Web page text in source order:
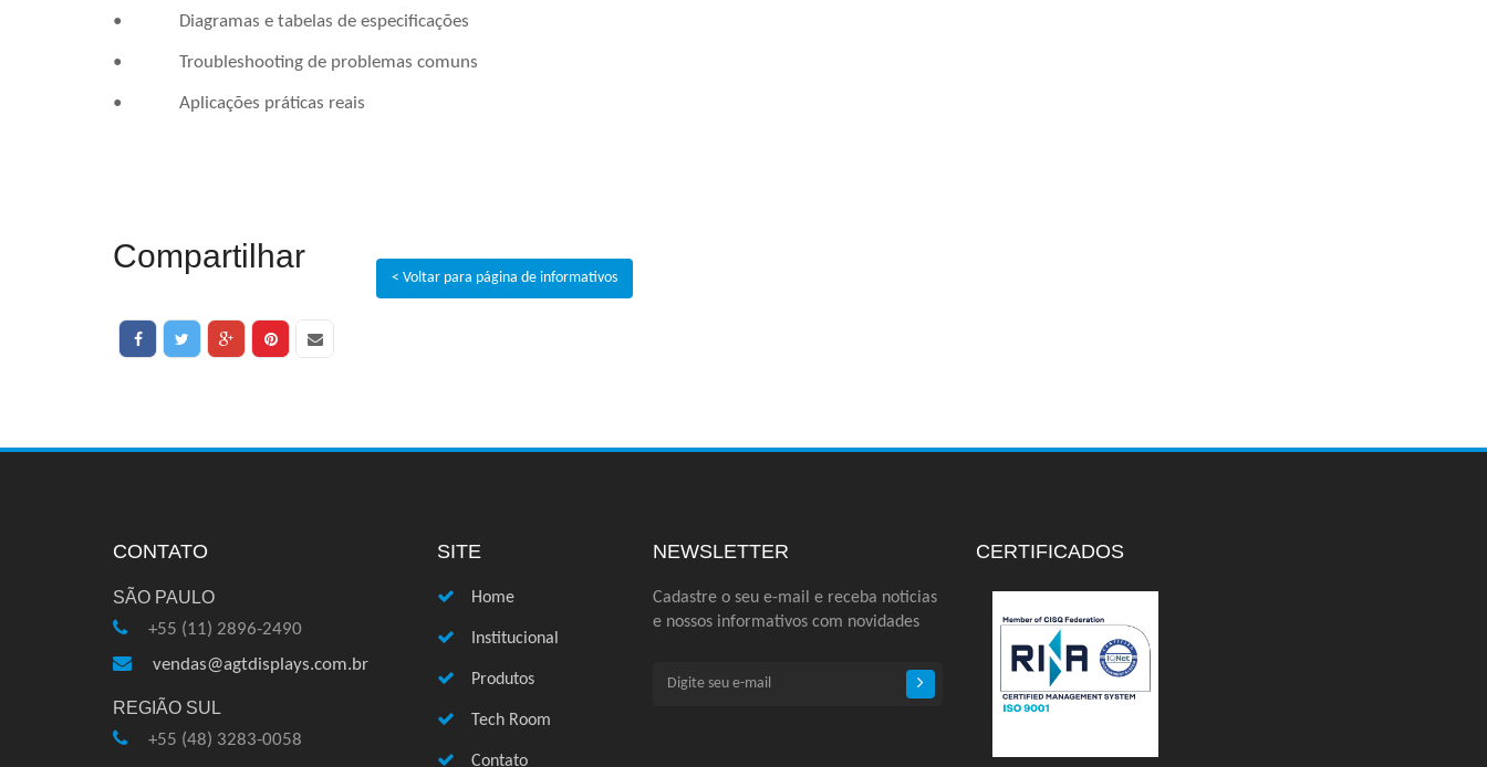
• Diagramas e tabelas de especificações
• Troubleshooting de problemas comuns
• Aplicações práticas reais
Compartilhar
< Voltar para página de informativos
CONTATO
SÃO PAULO
+55 (11) 2896-2490
vendas@agtdisplays.com.br
REGIÃO SUL
+55 (48) 3283-0058
SITE
Home
Institucional
Produtos
Tech Room
Contato
NEWSLETTER
Cadastre o seu e-mail e receba noticias
e nossos informativos com novidades
CERTIFICADOS